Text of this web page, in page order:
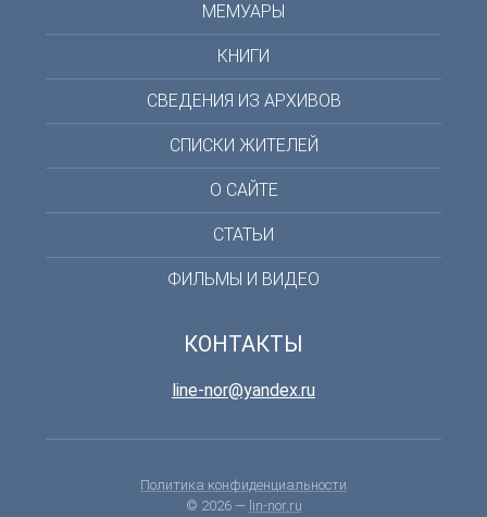
МЕМУАРЫ
КНИГИ
СВЕДЕНИЯ ИЗ АРХИВОВ
СПИСКИ ЖИТЕЛЕЙ
О САЙТЕ
СТАТЬИ
ФИЛЬМЫ И ВИДЕО
КОНТАКТЫ
line-nor@yandex.ru
Политика конфиденциальности
© 2026 — lin-nor.ru